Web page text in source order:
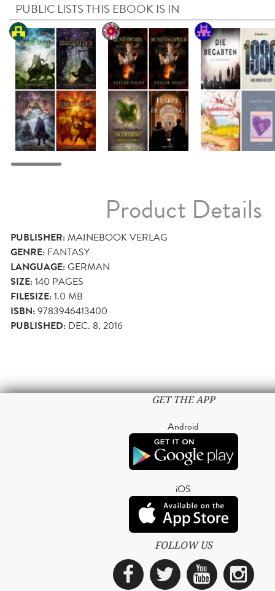
PUBLIC LISTS THIS EBOOK IS IN
Product Details
PUBLISHER:MAINEBOOK VERLAG
GENRE: FANTASY
LANGUAGE:GERMAN
SIZE:140 PAGES
FILESIZE:1.0 MB
ISBN:9783946413400
PUBLISHED: DEC. 8, 2016
GET THE APP
Android
iOS
FOLLOW US
Facebook
Twitter